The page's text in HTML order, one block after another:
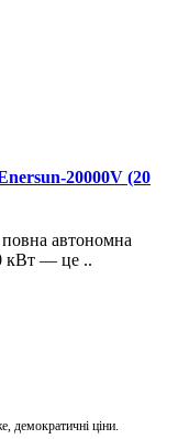
20000V (20
автономна
кВт — це ..
демократичні ціни.